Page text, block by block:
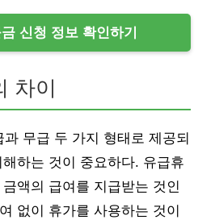
신청 정보 확인하기
차이
무급 두 가지 형태로 제공되
하는 것이 중요하다. 유급휴
액의 급여를 지급받는 것인
없이 휴가를 사용하는 것이